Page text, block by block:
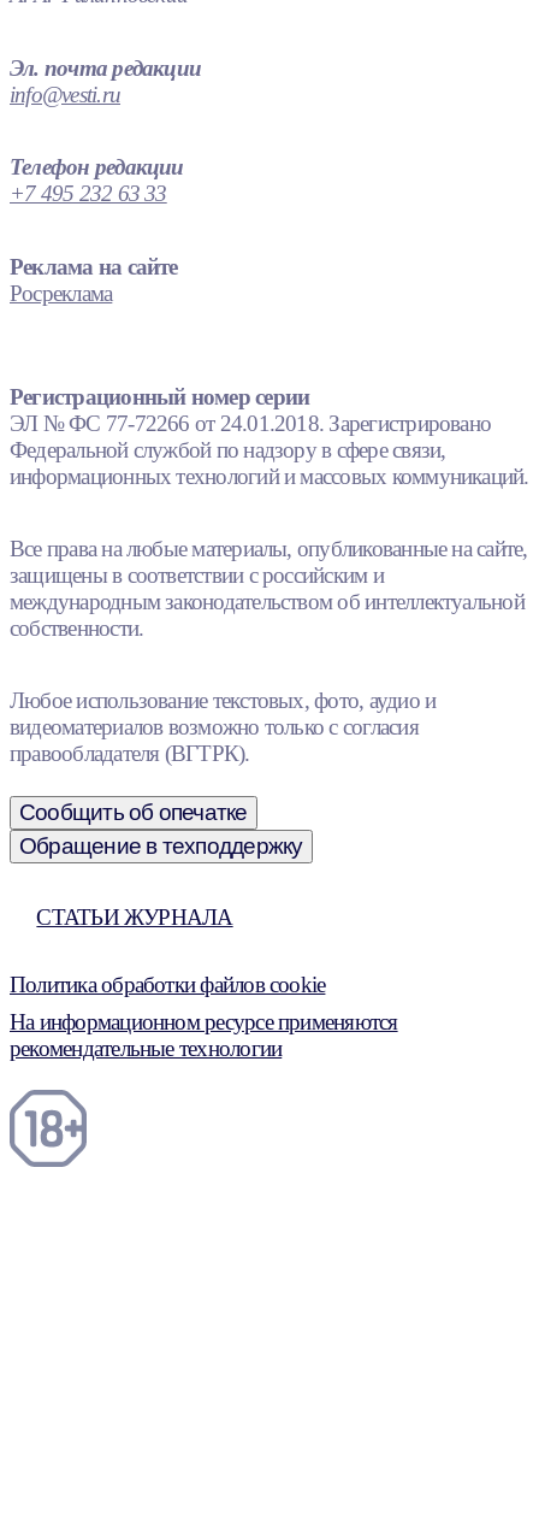
Эл. почта редакции
info@vesti.ru
Телефон редакции
+7 495 232 63 33
Реклама на сайте
Росреклама
Регистрационный номер серии
ЭЛ № ФС 77-72266 от 24.01.2018. Зарегистрировано
Федеральной службой по надзору в сфере связи,
информационных технологий и массовых коммуникаций.
Все права на любые материалы, опубликованные на сайте,
защищены в соответствии с российским и
международным законодательством об интеллектуальной
собственности.
Любое использование текстовых, фото, аудио и
видеоматериалов возможно только с согласия
правообладателя (ВГТРК).
Сообщить об опечатке
Обращение в техподдержку
СТАТЬИ ЖУРНАЛА
Политика обработки файлов cookie
На информационном ресурсе применяются
рекомендательные технологии